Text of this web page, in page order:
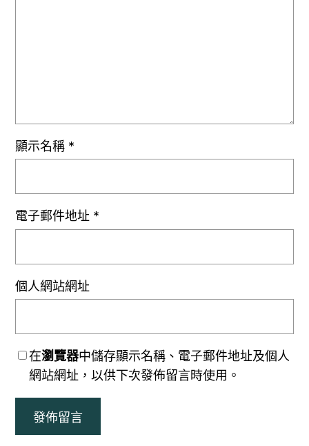
顯示名稱 *
電子郵件地址 *
個人網站網址
在瀏覽器中儲存顯示名稱、電子郵件地址及個人
網站網址，以供下次發佈留言時使用。